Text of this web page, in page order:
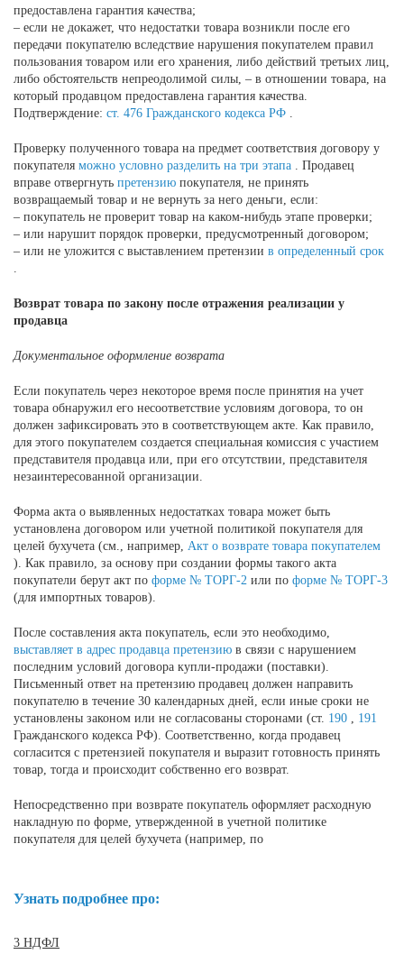
предоставлена гарантия качества;
– если не докажет, что недостатки товара возникли после его
передачи покупателю вследствие нарушения покупателем правил
пользования товаром или его хранения, либо действий третьих лиц,
либо обстоятельств непреодолимой силы, – в отношении товара, на
который продавцом предоставлена гарантия качества.
Подтверждение: ст. 476 Гражданского кодекса РФ .
Проверку полученного товара на предмет соответствия договору у
покупателя можно условно разделить на три этапа . Продавец
вправе отвергнуть претензию покупателя, не принять
возвращаемый товар и не вернуть за него деньги, если:
– покупатель не проверит товар на каком-нибудь этапе проверки;
– или нарушит порядок проверки, предусмотренный договором;
– или не уложится с выставлением претензии в определенный срок
.
Возврат товара по закону после отражения реализации у
продавца
Документальное оформление возврата
Если покупатель через некоторое время после принятия на учет
товара обнаружил его несоответствие условиям договора, то он
должен зафиксировать это в соответствующем акте. Как правило,
для этого покупателем создается специальная комиссия с участием
представителя продавца или, при его отсутствии, представителя
незаинтересованной организации.
Форма акта о выявленных недостатках товара может быть
установлена договором или учетной политикой покупателя для
целей бухучета (см., например, Акт о возврате товара покупателем
). Как правило, за основу при создании формы такого акта
покупатели берут акт по форме № ТОРГ-2 или по форме № ТОРГ-3
(для импортных товаров).
После составления акта покупатель, если это необходимо,
выставляет в адрес продавца претензию в связи с нарушением
последним условий договора купли-продажи (поставки).
Письменный ответ на претензию продавец должен направить
покупателю в течение 30 календарных дней, если иные сроки не
установлены законом или не согласованы сторонами (ст. 190 , 191
Гражданского кодекса РФ). Соответственно, когда продавец
согласится с претензией покупателя и выразит готовность принять
товар, тогда и происходит собственно его возврат.
Непосредственно при возврате покупатель оформляет расходную
накладную по форме, утвержденной в учетной политике
покупателя для целей бухучета (например, по
Узнать подробнее про:
3 НДФЛ